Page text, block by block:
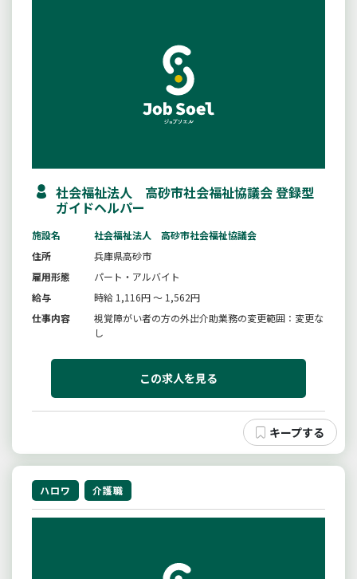
社会福祉法人 高砂市社会福祉協議会 登録型
ガイドヘルパー
施設名
社会福祉法人 高砂市社会福祉協議会
住所
兵庫県高砂市
雇用形態
パート・アルバイト
給与
時給 1,116円 ～ 1,562円
仕事内容
視覚障がい者の方の外出介助業務の変更範囲：変更な
し
この求人を見る
ハロワ 介護職